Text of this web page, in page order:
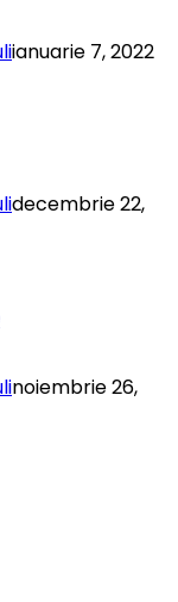
ianuarie 7, 2022
decembrie 22,
noiembrie 26,